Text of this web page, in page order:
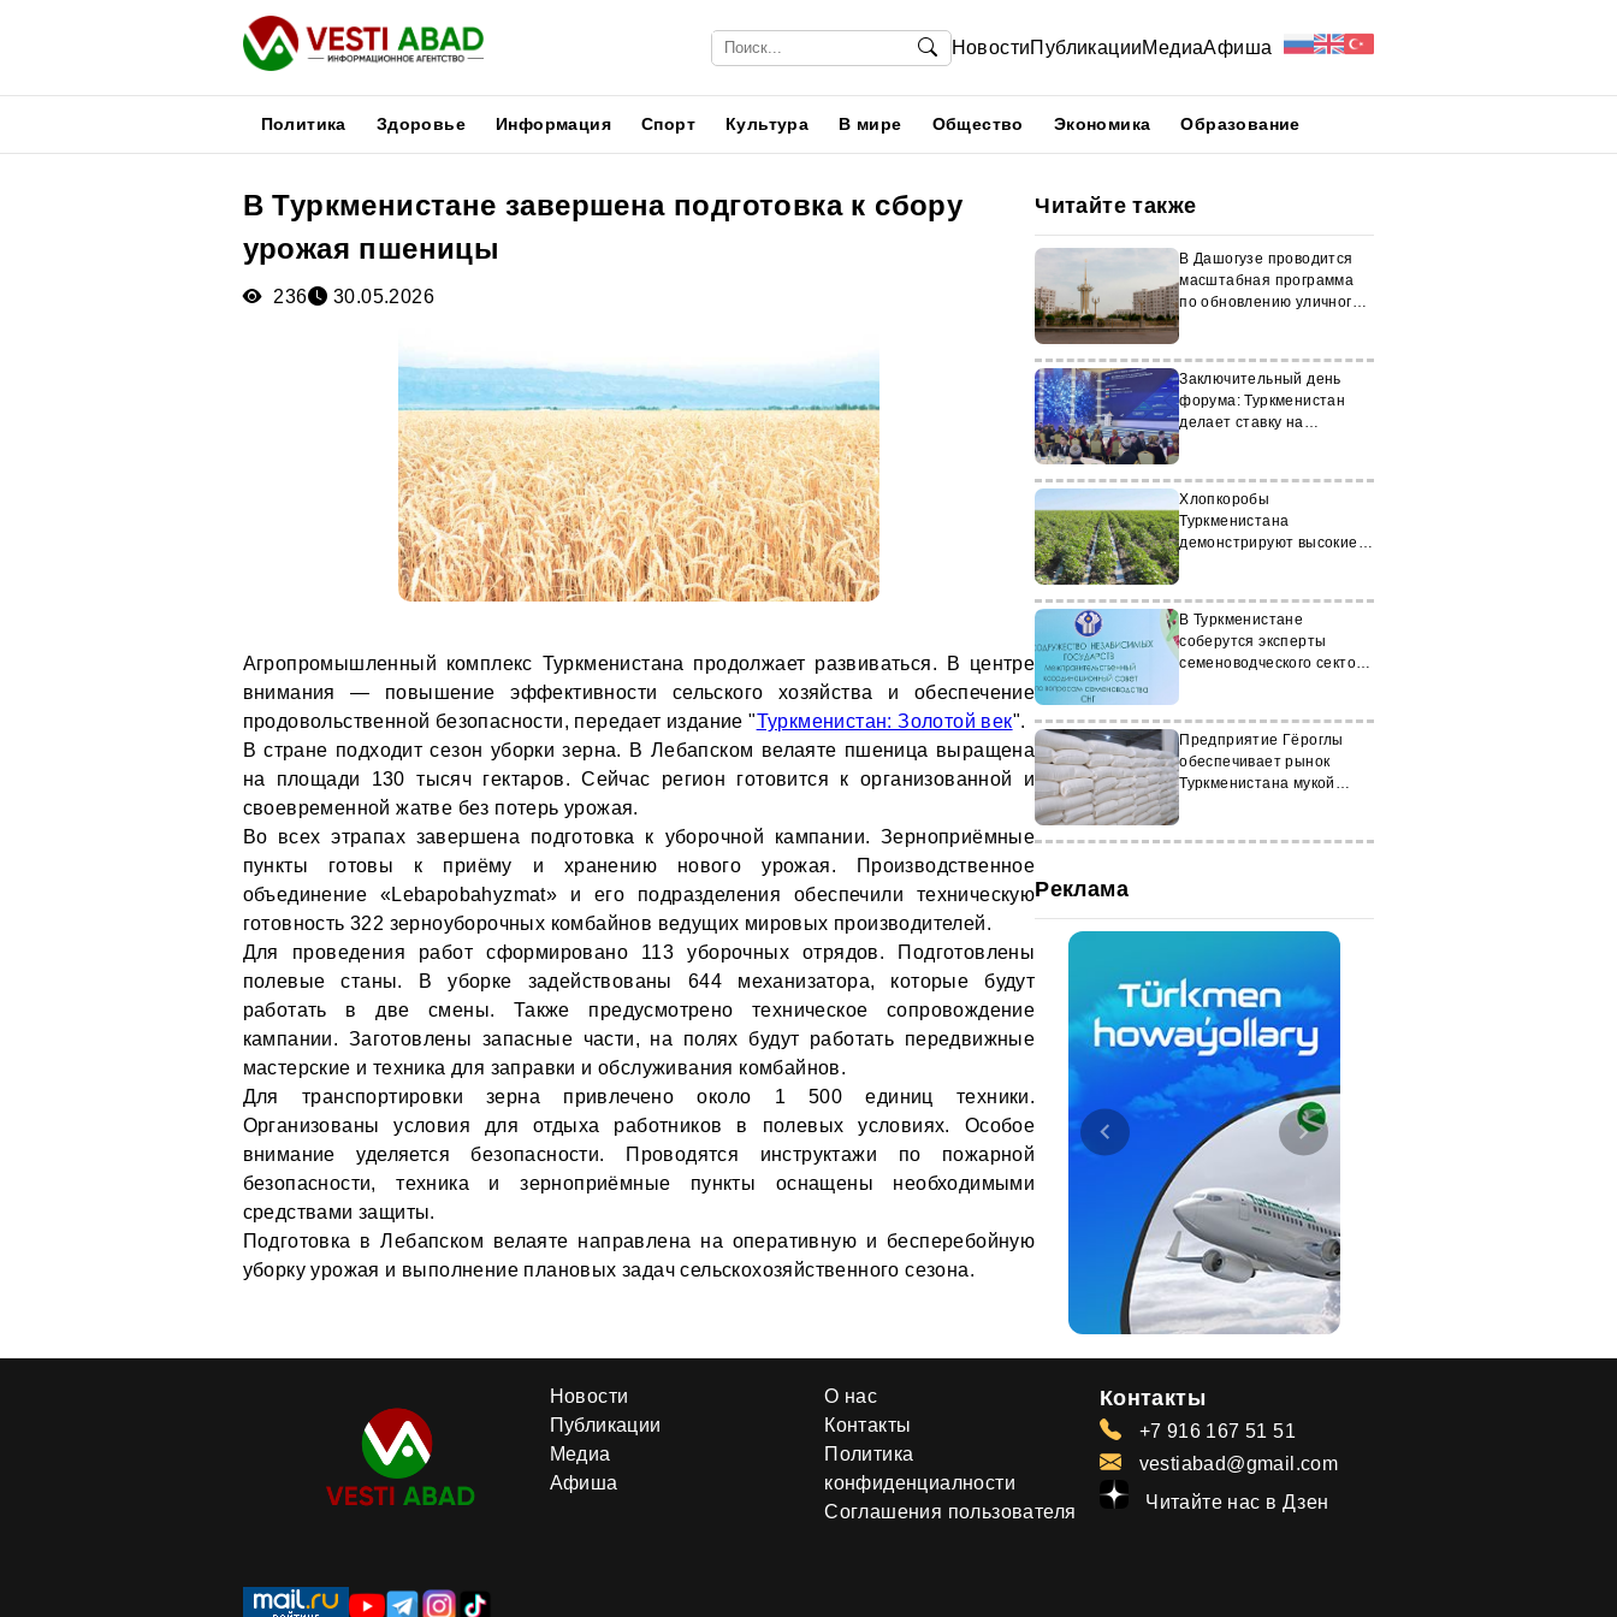
НовостиПубликацииМедиаАфиша
Политика Здоровье Информация Спорт Культура В мире Общество Экономика Образование
В Туркменистане завершена подготовка к сбору
урожая пшеницы
236 30.05.2026
Агропромышленный комплекс Туркменистана продолжает развиваться. В центре
внимания — повышение эффективности сельского хозяйства и обеспечение
продовольственной безопасности, передает издание "Туркменистан: Золотой век".
В стране подходит сезон уборки зерна. В Лебапском велаяте пшеница выращена
на площади 130 тысяч гектаров. Сейчас регион готовится к организованной и
своевременной жатве без потерь урожая.
Во всех этрапах завершена подготовка к уборочной кампании. Зерноприёмные
пункты готовы к приёму и хранению нового урожая. Производственное
объединение «Lebapobahyzmat» и его подразделения обеспечили техническую
готовность 322 зерноуборочных комбайнов ведущих мировых производителей.
Для проведения работ сформировано 113 уборочных отрядов. Подготовлены
полевые станы. В уборке задействованы 644 механизатора, которые будут
работать в две смены. Также предусмотрено техническое сопровождение
кампании. Заготовлены запасные части, на полях будут работать передвижные
мастерские и техника для заправки и обслуживания комбайнов.
Для транспортировки зерна привлечено около 1 500 единиц техники.
Организованы условия для отдыха работников в полевых условиях. Особое
внимание уделяется безопасности. Проводятся инструктажи по пожарной
безопасности, техника и зерноприёмные пункты оснащены необходимыми
средствами защиты.
Подготовка в Лебапском велаяте направлена на оперативную и бесперебойную
уборку урожая и выполнение плановых задач сельскохозяйственного сезона.
Читайте также
В Дашогузе проводится
масштабная программа
по обновлению уличного
Заключительный день
форума: Туркменистан
делает ставку на
Хлопкоробы
Туркменистана
демонстрируют высокие
В Туркменистане
соберутся эксперты
семеноводческого сектора
Предприятие Гёроглы
обеспечивает рынок
Туркменистана мукой
Реклама
Новости
Публикации
Медиа
Афиша
О нас
Контакты
Политика
конфиденциалности
Соглашения пользователя
Контакты
+7 916 167 51 51
vestiabad@gmail.com
Читайте нас в Дзен